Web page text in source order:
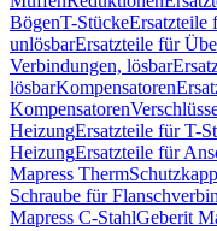
BögenT-StückeErsatzteile
unlösbarErsatzteile für
Verbindungen, lösbar
lösbarKompensatoren
Kompensatoren
HeizungErsatzteile für T-
HeizungErsatzteile für
Mapress Therm
Schraube für
Mapress C-StahlGeberit